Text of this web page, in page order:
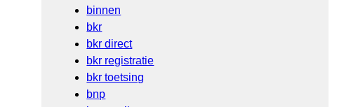
binnen
bkr
bkr direct
bkr registratie
bkr toetsing
bnp